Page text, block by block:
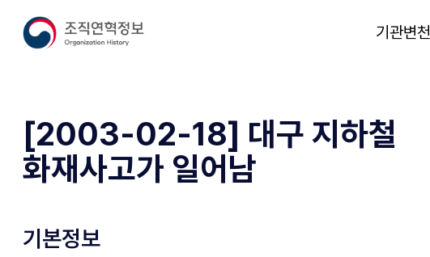
기관변천
[2003-02-18] 대구 지하철
화재사고가 일어남
기본정보